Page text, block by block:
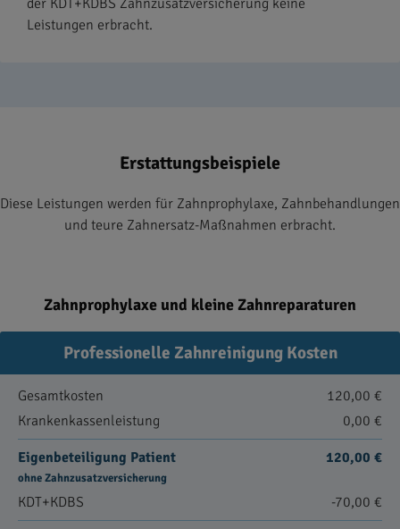
der KDT+KDBS Zahnzusatzversicherung keine
Leistungen erbracht.
Erstattungsbeispiele
Diese Leistungen werden für Zahnprophylaxe, Zahnbehandlungen
und teure Zahnersatz-Maßnahmen erbracht.
Zahnprophylaxe und kleine Zahnreparaturen
Professionelle Zahnreinigung Kosten
Gesamtkosten
120,00 €
Krankenkassenleistung
0,00 €
Eigenbeteiligung Patient
ohne Zahnzusatzversicherung
120,00 €
KDT+KDBS -70,00 €